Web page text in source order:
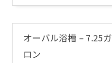
オーバル浴槽 – 7.25ガ
ロン